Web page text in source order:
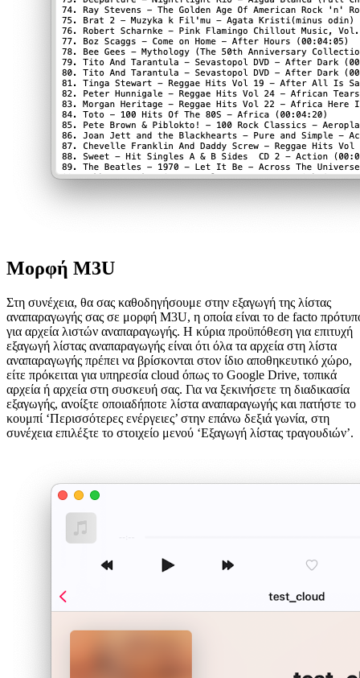
Μορφή M3U
Στη συνέχεια, θα σας καθοδηγήσουμε στην εξαγωγή της λίστας
αναπαραγωγής σας σε μορφή M3U, η οποία είναι το de facto
για αρχεία λιστών αναπαραγωγής. Η κύρια προϋπόθεση για επιτυχή
εξαγωγή λίστας αναπαραγωγής είναι ότι όλα τα αρχεία στη λίστα
αναπαραγωγής πρέπει να βρίσκονται στον ίδιο αποθηκευτικό χώρο,
είτε πρόκειται για υπηρεσία cloud όπως το Google Drive, τοπικά
αρχεία ή αρχεία στη συσκευή σας. Για να ξεκινήσετε τη διαδικασία
εξαγωγής, ανοίξτε οποιαδήποτε λίστα αναπαραγωγής και πατήστε το
κουμπί ‘Περισσότερες ενέργειες’ στην επάνω δεξιά γωνία, στη
συνέχεια επιλέξτε το στοιχείο μενού ‘Εξαγωγή λίστας τραγουδιών’.